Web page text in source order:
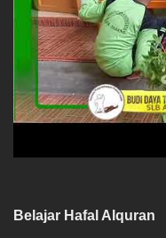
Belajar Hafal Alquran